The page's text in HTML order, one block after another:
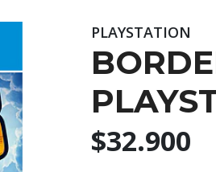
PLAYSTATION
$32.900